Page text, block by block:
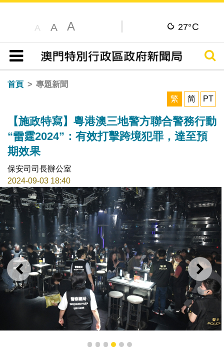
A A A 27°C
目錄
搜尋
首頁
專題新聞
繁
简 PT
【施政特寫】粵港澳三地警方聯合警務行動
“雷霆2024”：有效打擊跨境犯罪，達至預
期效果
保安司司長辦公室
2024-09-03 18:40
上一則 下一
“雷霆2024”期間，警方巡查各類場所。
1 2 3 4 5 6